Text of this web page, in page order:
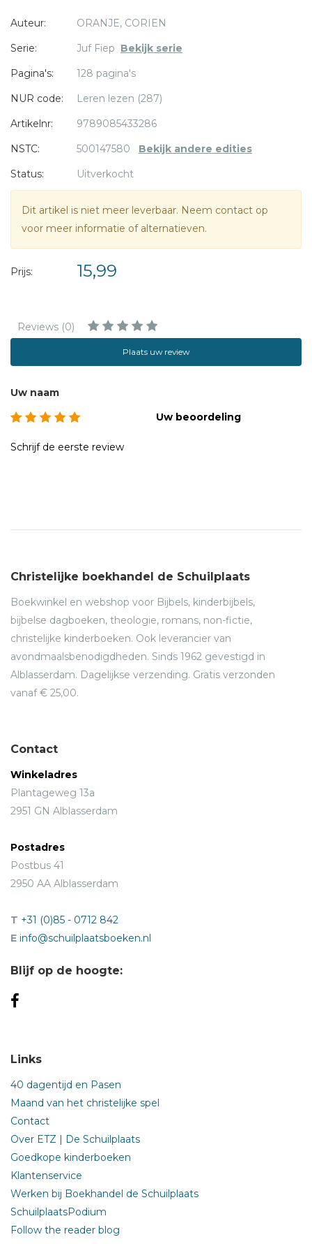
van boer Gijs naar de slager wil brengen! In het
zomerverhaal gaan juf Fiep en haar kinderen op kamp. Als
voor haar mobiel, wordt ze onverwachts meegenomen
door een aap.
spannende, vrolijke avonturen van juf Fiep, maar die qua
leesniveau al verder zijn.
Auteur:
ORANJE, CORIEN
Serie:
Juf Fiep Bekijk serie
Pagina's:
128 pagina's
NUR code:
Leren lezen (287)
Artikelnr:
9789085433286
NSTC:
500147580 Bekijk andere edities
Status:
Uitverkocht
Dit artikel is niet meer leverbaar. Neem contact op
voor meer informatie of alternatieven.
Prijs: 15,99
Reviews (0)
Plaats uw review
Uw naam
Uw beoordeling
Schrijf de eerste review
Christelijke boekhandel de Schuilplaats
Boekwinkel en webshop voor Bijbels, kinderbijbels,
bijbelse dagboeken, theologie, romans, non-fictie,
christelijke kinderboeken. Ook leverancier van
avondmaalsbenodigdheden. Sinds 1962 gevestigd in
Alblasserdam. Dagelijkse verzending. Gratis verzonden
vanaf € 25,00.
Contact
Winkeladres
Plantageweg 13a
2951 GN Alblasserdam
Postadres
Postbus 41
2950 AA Alblasserdam
T +31 (0)85 - 0712 842
E info@schuilplaatsboeken.nl
Blijf op de hoogte:
Links
40 dagentijd en Pasen
Maand van het christelijke spel
Contact
Over ETZ | De Schuilplaats
Goedkope kinderboeken
Klantenservice
Werken bij Boekhandel de Schuilplaats
SchuilplaatsPodium
Follow the reader blog